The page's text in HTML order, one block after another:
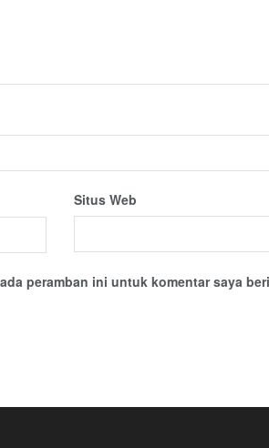
Situs Web
peramban ini untuk komentar saya